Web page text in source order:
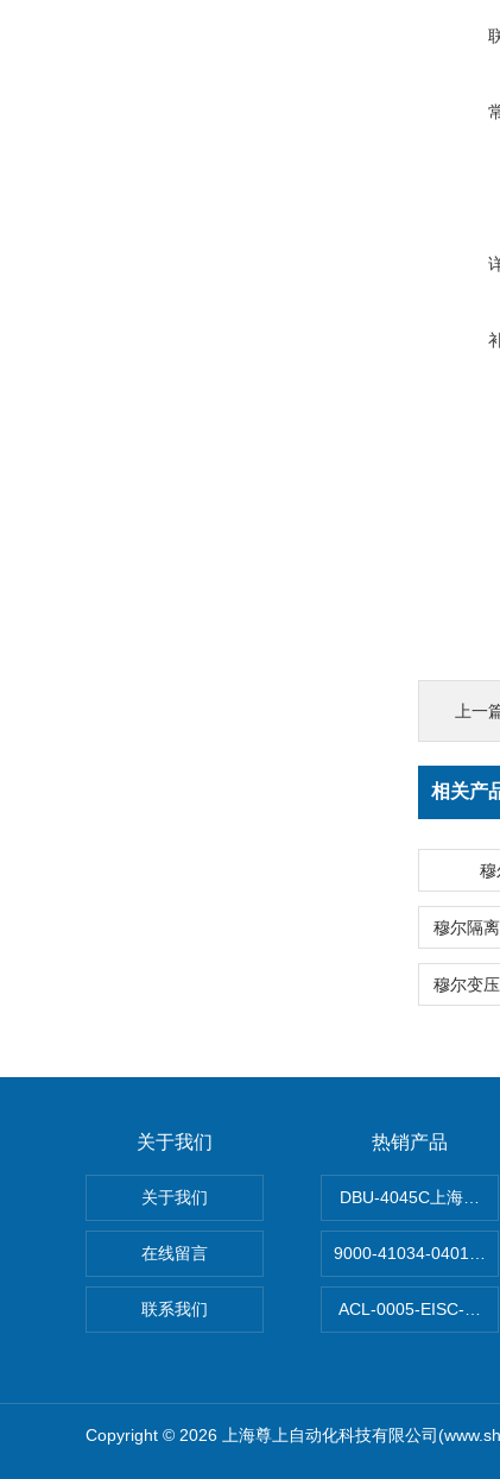
上一
相关产
穆
关于我们
关于我们
在线留言
联系我们
热销产品
DBU-4045C上海鹰峰
9000-41034-0401000
ACL-0005-EISC-
Copyright © 2026 上海尊上自动化科技有限公司